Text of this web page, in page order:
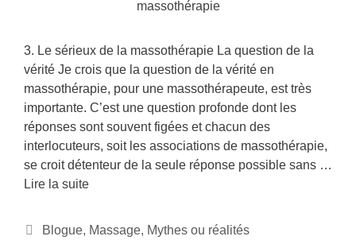
3. Le sérieux de la massothérapie La question de la
vérité Je crois que la question de la vérité en
massothérapie, pour une massothérapeute, est très
importante. C’est une question profonde dont les
réponses sont souvent figées et chacun des
interlocuteurs, soit les associations de massothérapie,
se croit détenteur de la seule réponse possible sans …
Lire la suite
Blogue, Massage, Mythes ou réalités